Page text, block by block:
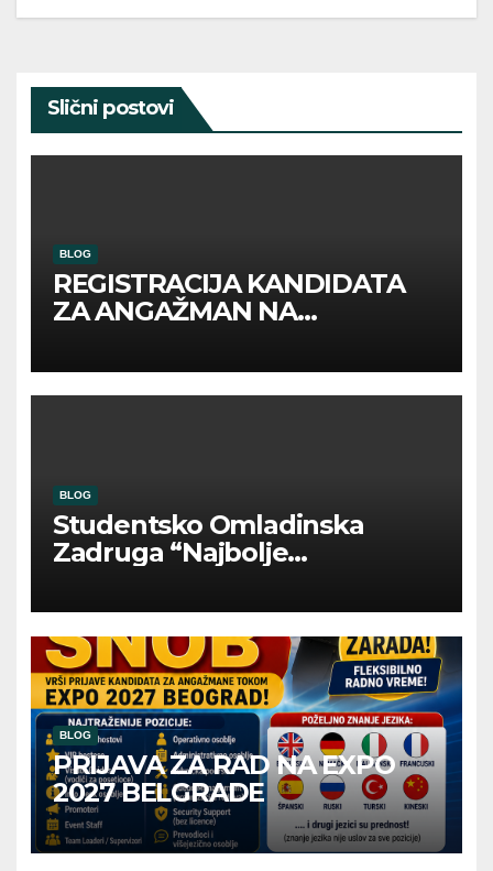
Slični postovi
BLOG
REGISTRACIJA KANDIDATA
ZA ANGAŽMAN NA
BLOG
Studentsko Omladinska
Zadruga “Najbolje
BLOG
PRIJAVA ZA RAD NA EXPO
2027 BELGRADE